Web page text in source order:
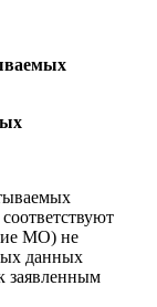
МО) не
данных
заявленным